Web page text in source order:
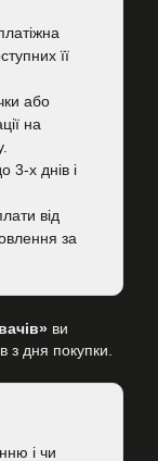
її
або
на
3-х днів і
від
за
ви
з дня покупки.
і чи